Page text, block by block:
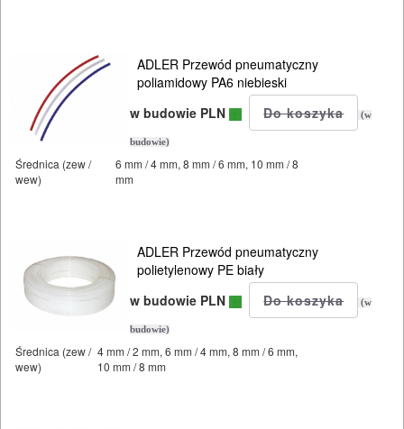
GLAZURNICZE
AKCESORIA
MASZYNKI
URZĄDZENIA
NARZĘDZIA
BRUKARSKIE
DREWNA
ADLER Przewód pneumatyczny
poliamidowy PA6 niebieski
w budowie PLN
(w
budowie)
Średnica (zew /
wew)
6 mm / 4 mm, 8 mm / 6 mm, 10 mm / 8
mm
ADLER Przewód pneumatyczny
polietylenowy PE biały
w budowie PLN
(w
budowie)
Średnica (zew /
wew)
4 mm / 2 mm, 6 mm / 4 mm, 8 mm / 6 mm,
10 mm / 8 mm